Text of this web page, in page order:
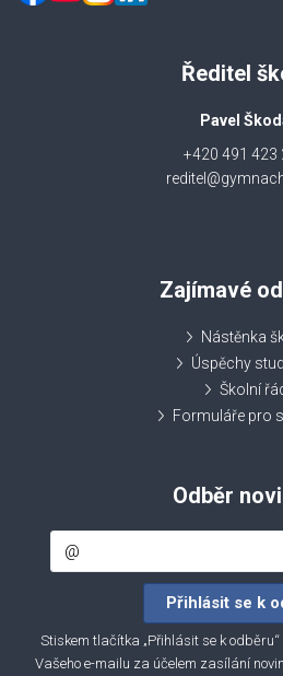
Ředitel
Pavel
+420 491 423
Zajímavé
Nástěnka
Úspěchy
Školní
Formuláře pro
Odběr
Stiskem tlačítka „Přihlásit se k
Vašeho e-mailu za účelem zasílání